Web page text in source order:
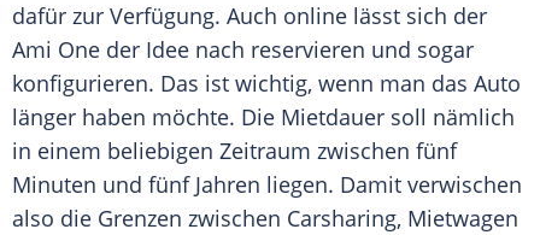
dafür zur Verfügung. Auch online lässt sich der
Ami One der Idee nach reservieren und sogar
konfigurieren. Das ist wichtig, wenn man das Auto
länger haben möchte. Die Mietdauer soll nämlich
in einem beliebigen Zeitraum zwischen fünf
Minuten und fünf Jahren liegen. Damit verwischen
also die Grenzen zwischen Carsharing, Mietwagen